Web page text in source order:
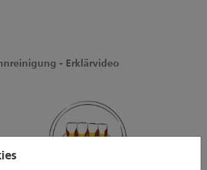
- Erklärvideo
- Erklärvideo